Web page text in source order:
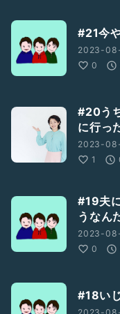
#21今
2023-
0
#20う
に行っ
2023-
1
#19夫
うなん
2023-
0
#18い